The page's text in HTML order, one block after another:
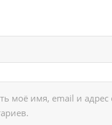
моё имя, email и